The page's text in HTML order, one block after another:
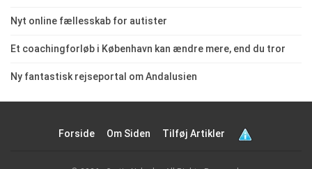
Nyt online fællesskab for autister
Et coachingforløb i København kan ændre mere, end du tror
Ny fantastisk rejseportal om Andalusien
Forside Om Siden Tilføj Artikler